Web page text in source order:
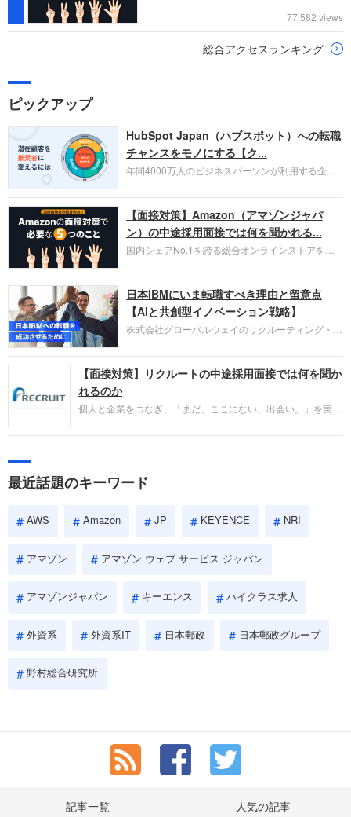
77,582 views
総合アクセスランキング
ピックアップ
HubSpot Japan（ハブスポット）への転職
チャンスをモノにする【ク...
年間4000万人のビジネスパーソンが利用する企業
お勧めするイチオシ企業をご紹介します。今回はク
ラウド型CRMプラットフォームを提供する
HubSpot Japan（ハブスポット・ジャパン）株式会
社です。採用面接対策の企業研究にご活用くださ
い。
【面接対策】Amazon（アマゾンジャパ
ン）の中途採用面接では何を聞かれる...
国内シェアNo.1を誇る総合オンラインストアを運
圧倒的な存在感を持つAmazon。中途採用面接では
過去の具体的な業務成果やリーダーシップの発揮、
失敗からの学びが重視され、人間性やカルチャーフ
ィットも評価対象となり、長期的に成長できる仲間
であるかを多角的に審査されます。
日本IBMにいま転職すべき理由と留意点
【AIと共創型イノベーション戦略】
株式会社グローバルウェイのリクルーティング・パ
パーソンが利用する企業口コミサイト「キャリコ
ネ」の転職エージェントがお勧めするイチオシ企業
IBMです。採用面接対策の企業研究にご活用くださ
い。
【面接対策】リクルートの中途採用面接では何を聞か
れるのか
個人と企業をつなぎ、「まだ、ここにない、出会い。」を実現
やこれまでの成果を具体的に問われるほか、「人間性」も評価
しょう。
最近話題のキーワード
AWS Amazon JP KEYENCE NRI
アマゾン アマゾン ウェブ サービス ジャパン
アマゾンジャパン キーエンス ハイクラス求人
外資系 外資系IT 日本郵政 日本郵政グループ
野村総合研究所
記事一覧 人気の記事